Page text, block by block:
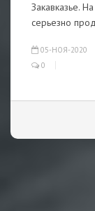
Закавказье.
серьезно
05-НОЯ-2020
0